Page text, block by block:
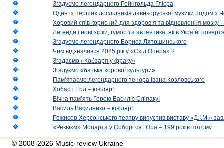
Згадуємо легендарного Рейнгольда Глієра
Один із перших дослідників давньоруської музики родом з
Хоровий спів корисний для здоров’я та відновлення мозку
Легенди і нові зірки, гумор та автентика: як в Україні
Згадуємо легендарного Бориса Лятошинського
Чим відзначився 2025 рік у «Схід Опера» ?
Згадаємо «Кобзаря у фраку»
Згадуємо «батька хорової культури»
Пам’ятаємо легендарного тенора Івана Козловського
Хобарт Ерл – ювіляр!
Вічна пам’ять Герою Василю Сліпаку!
Василь Василенко – ювіляр!
Режисер Херсонського театру випустив виставу «Д.І.М.»
«Реквієм» Моцарта у Соборі св. Юра – 199 років потому
© 2008-2026 Music-review Ukraine